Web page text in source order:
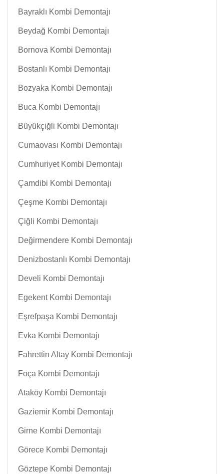
Bayraklı Kombi Demontajı
Beydağ Kombi Demontajı
Bornova Kombi Demontajı
Bostanlı Kombi Demontajı
Bozyaka Kombi Demontajı
Buca Kombi Demontajı
Büyükçiğli Kombi Demontajı
Cumaovası Kombi Demontajı
Cumhuriyet Kombi Demontajı
Çamdibi Kombi Demontajı
Çeşme Kombi Demontajı
Çiğli Kombi Demontajı
Değirmendere Kombi Demontajı
Denizbostanlı Kombi Demontajı
Develi Kombi Demontajı
Egekent Kombi Demontajı
Eşrefpaşa Kombi Demontajı
Evka Kombi Demontajı
Fahrettin Altay Kombi Demontajı
Foça Kombi Demontajı
Ataköy Kombi Demontajı
Gaziemir Kombi Demontajı
Girne Kombi Demontajı
Görece Kombi Demontajı
Göztepe Kombi Demontajı